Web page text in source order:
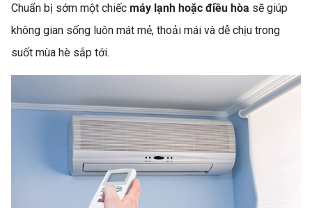
Chuẩn bị sớm một chiếc máy lạnh hoặc điều hòa sẽ giúp
không gian sống luôn mát mẻ, thoải mái và dễ chịu trong
suốt mùa hè sắp tới.
THƯỜNG: NÊN CHỌN LOẠI
NÀO?
TOP 5 MÁY GIẶT LỒNG
NGANG CHẤT LƯỢNG, GIÁ